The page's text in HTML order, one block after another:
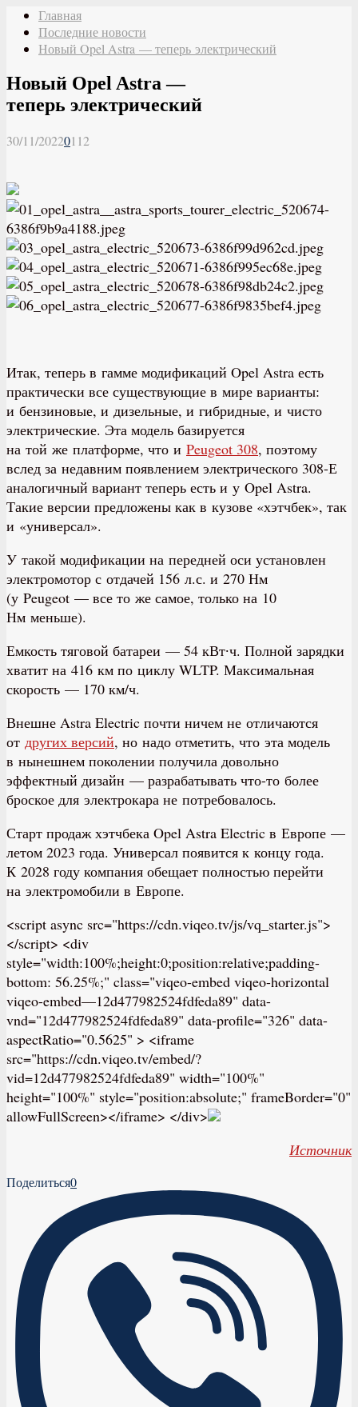
Главная
Последние новости
Новый Opel Astra — теперь электрический
Новый Opel Astra —
теперь электрический
30/11/20220112
Итак, теперь в гамме модификаций Opel Astra есть
практически все существующие в мире варианты:
и бензиновые, и дизельные, и гибридные, и чисто
электрические. Эта модель базируется
на той же платформе, что и Peugeot 308, поэтому
вслед за недавним появлением электрического 308-Е
аналогичный вариант теперь есть и у Opel Astra.
Такие версии предложены как в кузове «хэтчбек», так
и «универсал».
У такой модификации на передней оси установлен
электромотор с отдачей 156 л.с. и 270 Нм
(у Peugeot — все то же самое, только на 10
Нм меньше).
Емкость тяговой батареи — 54 кВт∙ч. Полной зарядки
хватит на 416 км по циклу WLTP. Максимальная
скорость — 170 км/ч.
Внешне Astra Electric почти ничем не отличаются
от других версий, но надо отметить, что эта модель
в нынешнем поколении получила довольно
эффектный дизайн — разрабатывать что-то более
броское для электрокара не потребовалось.
Старт продаж хэтчбека Opel Astra Electric в Европе —
летом 2023 года. Универсал появится к концу года.
К 2028 году компания обещает полностью перейти
на электромобили в Европе.
<script async src="https://cdn.viqeo.tv/js/vq_starter.js">
</script> <div
style="width:100%;height:0;position:relative;padding-
bottom: 56.25%;" class="viqeo-embed viqeo-horizontal
viqeo-embed—12d477982524fdfeda89" data-
vnd="12d477982524fdfeda89" data-profile="326" data-
aspectRatio="0.5625" > <iframe
src="https://cdn.viqeo.tv/embed/?
vid=12d477982524fdfeda89" width="100%"
height="100%" style="position:absolute;" frameBorder="0"
allowFullScreen></iframe> </div>
Источник
Поделиться0